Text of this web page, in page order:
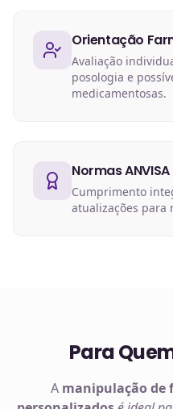
Orientação
Avaliação
posologia e
medicamentosas.
Normas ANVISA
Cumprimento
atualizações para
Para
A manipulação de